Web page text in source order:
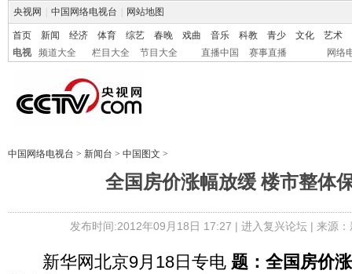
央视网 中国网络电视台 网站地图
首页 新闻 经济 体育 综艺 春晚 戏曲 音乐 科教 青少 文化
艺术
电视
频道大全 栏目大全 节目大全 直播中国 赛事直播 网络
中国网络电视台 > 新闻台 > 中国图文 >
全国房价涨幅放缓 楼市整体
发布时间:2012年09月18日 17:27 | 进入复兴论坛| 来源
新华网北京9月18日专电 题：全国房价